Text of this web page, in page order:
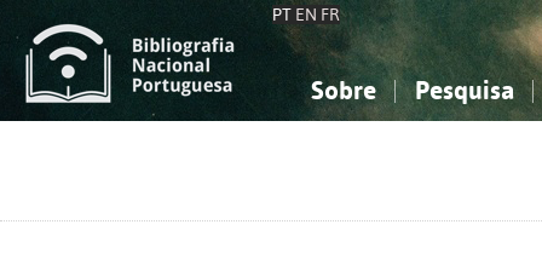
PT EN FR
Sobre Pesquisa